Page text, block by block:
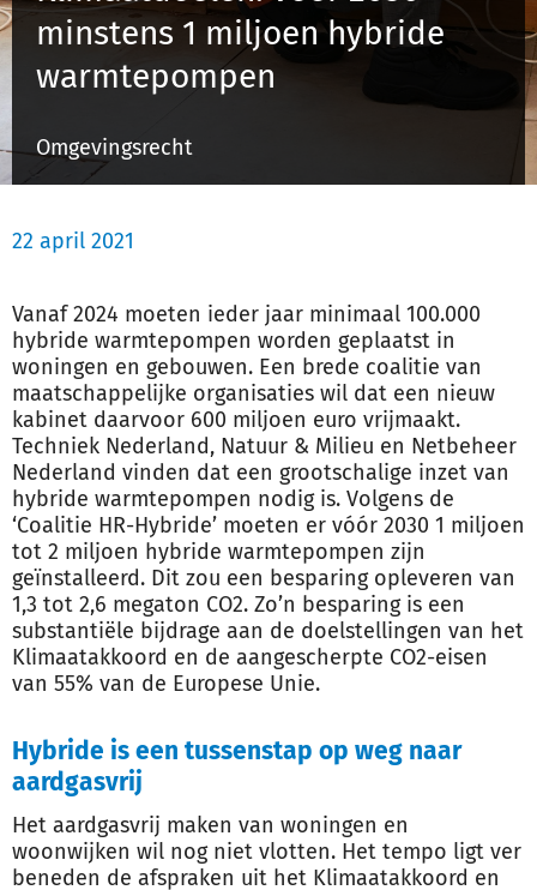
Inloggen
minstens 1 miljoen hybride
warmtepompen
Omgevingsrecht
22 april 2021
Vanaf 2024 moeten ieder jaar minimaal 100.000
hybride warmtepompen worden geplaatst in
woningen en gebouwen. Een brede coalitie van
maatschappelijke organisaties wil dat een nieuw
kabinet daarvoor 600 miljoen euro vrijmaakt.
Techniek Nederland, Natuur & Milieu en Netbeheer
Nederland vinden dat een grootschalige inzet van
hybride warmtepompen nodig is. Volgens de
‘Coalitie HR-Hybride’ moeten er vóór 2030 1 miljoen
tot 2 miljoen hybride warmtepompen zijn
geïnstalleerd. Dit zou een besparing opleveren van
1,3 tot 2,6 megaton CO2. Zo’n besparing is een
substantiële bijdrage aan de doelstellingen van het
Klimaatakkoord en de aangescherpte CO2-eisen
van 55% van de Europese Unie.
Hybride is een tussenstap op weg naar
aardgasvrij
Het aardgasvrij maken van woningen en
woonwijken wil nog niet vlotten. Het tempo ligt ver
beneden de afspraken uit het Klimaatakkoord en